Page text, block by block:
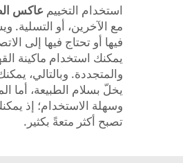
استخدام التخييم عاكس
مع الآخرين، أو
فيها أو تحتاج فيها إلى
يمكنك استخدام ماكينة
والمتجددة. وبالتالي،
وسهلة الاستخدام؛ إذ
تصبح أكثر متعةً بكثير.